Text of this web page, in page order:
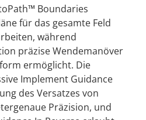
Boundaries
für das gesamte Feld
während
präzise Wendemanöver
ermöglicht. Die
Implement Guidance
des Versatzes von
Präzision, und